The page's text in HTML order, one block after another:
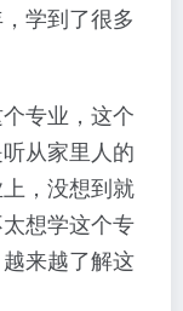
学到了很多
专业，这个
从家里人的
，没想到就
想学这个专
来越了解这